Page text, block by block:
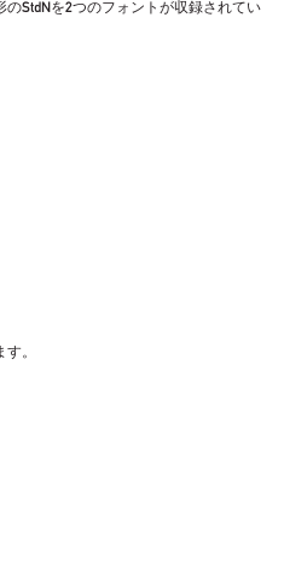
のStdNを2つのフォントが収録されてい
。